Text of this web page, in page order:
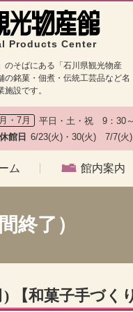
Products Center
のそばにある「石川県観光物産
の銘菓・佃煮・伝統工芸品など名
設です。
・7月 平日・土・祝　9：
休館日 6/23(火)・30(火)　7/7(火
ム 館内案内
終了）
) 【和菓子手づく